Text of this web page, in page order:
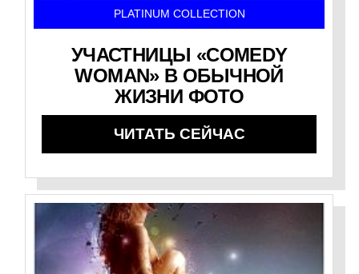
PLATINUM COLLECTION
УЧАСТНИЦЫ «COMEDY
WOMAN» В ОБЫЧНОЙ
ЖИЗНИ ФОТО
ЧИТАТЬ СЕЙЧАС